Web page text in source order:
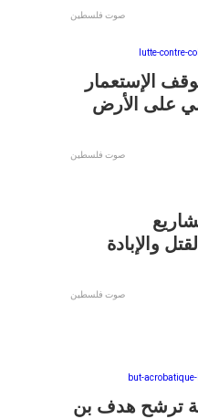
صوت فلسطين
الإستعمار
على الأرض
صوت فلسطين
والإبادة
صوت فلسطين
ترشح هدف بن